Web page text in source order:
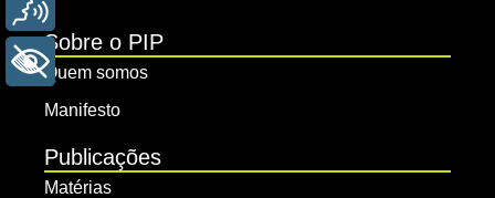
Sobre o PIP
Quem somos
Manifesto
Publicações
Matérias
+ ACESSIBILIDADE